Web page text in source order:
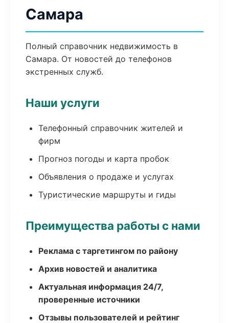
Самара
Полный справочник недвижимость в
Самара. От новостей до телефонов
экстренных служб.
Наши услуги
Телефонный справочник жителей и
фирм
Прогноз погоды и карта пробок
Объявления о продаже и услугах
Туристические маршруты и гиды
Преимущества работы с нами
Реклама с таргетингом по району
Архив новостей и аналитика
Актуальная информация 24/7,
проверенные источники
Отзывы пользователей и рейтинг